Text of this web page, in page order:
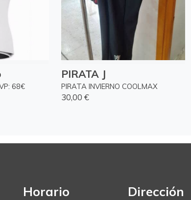
68€
PIRATA J
PIRATA INVIERNO COOLMAX
30,00 €
Horario Dirección